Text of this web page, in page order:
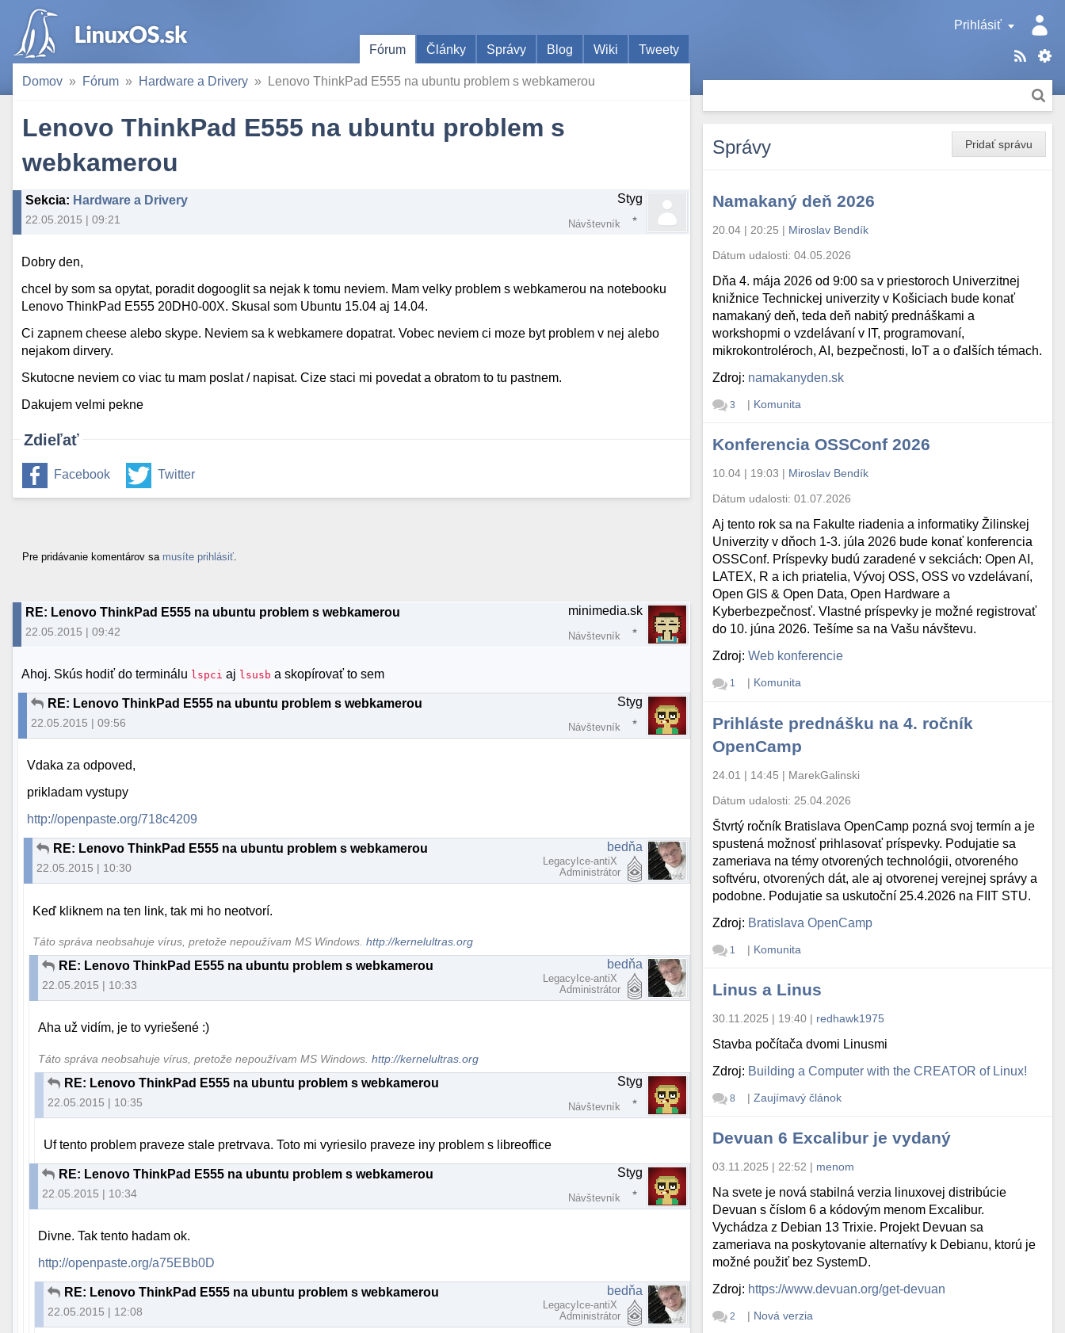
Prihlásiť
Fórum
Články Správy Blog Wiki Tweety
Domov Fórum Hardware a Drivery Lenovo ThinkPad E555 na ubuntu problem s webkamerou
Lenovo ThinkPad E555 na ubuntu problem s
webkamerou
Sekcia: Hardware a Drivery
22.05.2015 | 09:21
Styg
Návštevník
Dobry den,
chcel by som sa opytat, poradit dogooglit sa nejak k tomu neviem. Mam velky problem s webkamerou na notebooku
Lenovo ThinkPad E555 20DH0-00X. Skusal som Ubuntu 15.04 aj 14.04.
Ci zapnem cheese alebo skype. Neviem sa k webkamere dopatrat. Vobec neviem ci moze byt problem v nej alebo
nejakom dirvery.
Skutocne neviem co viac tu mam poslat / napisat. Cize staci mi povedat a obratom to tu pastnem.
Dakujem velmi pekne
Zdieľať
Facebook Twitter
Pre pridávanie komentárov sa musíte prihlásiť
RE: Lenovo ThinkPad E555 na ubuntu problem s webkamerou
22.05.2015 | 09:42
minimedia.sk
Návštevník
Ahoj. Skús hodiť do terminálu lspci aj lsusb a skopírovať to sem
RE: Lenovo ThinkPad E555 na ubuntu problem s webkamerou
22.05.2015 | 09:56
Styg
Návštevník
Vdaka za odpoved,
prikladam vystupy
http://openpaste.org/718c4209
RE: Lenovo ThinkPad E555 na ubuntu problem s webkamerou
22.05.2015 | 10:30
bedňa
LegacyIce-antiX
Administrátor
Keď kliknem na ten link, tak mi ho neotvorí.
Táto správa neobsahuje vírus, pretože nepoužívam MS Windows.http://kernelultras.org
RE: Lenovo ThinkPad E555 na ubuntu problem s webkamerou
22.05.2015 | 10:33
bedňa
LegacyIce-antiX
Administrátor
Aha už vidím, je to vyriešené :)
Táto správa neobsahuje vírus, pretože nepoužívam MS Windows.http://kernelultras.org
RE: Lenovo ThinkPad E555 na ubuntu problem s webkamerou
22.05.2015 | 10:35
Styg
Návštevník
Uf tento problem praveze stale pretrvava. Toto mi vyriesilo praveze iny problem s libreoffice
RE: Lenovo ThinkPad E555 na ubuntu problem s webkamerou
22.05.2015 | 10:34
Styg
Návštevník
Divne. Tak tento hadam ok.
http://openpaste.org/a75EBb0D
RE: Lenovo ThinkPad E555 na ubuntu problem s webkamerou
22.05.2015 | 12:08
bedňa
LegacyIce-antiX
Administrátor
Pridať správu
Správy
Namakaný deň 2026
20.04 | 20:25 | Miroslav Bendík
Dátum udalosti:04.05.2026
Dňa 4. mája 2026 od 9:00 sa v priestoroch Univerzitnej
knižnice Technickej univerzity v Košiciach bude konať
namakaný deň, teda deň nabitý prednáškami a
workshopmi o vzdelávaní v IT, programovaní,
mikrokontroléroch, AI, bezpečnosti, IoT a o ďalších témach.
Zdroj: namakanyden.sk
3 | Komunita
Konferencia OSSConf 2026
10.04 | 19:03 | Miroslav Bendík
Dátum udalosti:01.07.2026
Aj tento rok sa na Fakulte riadenia a informatiky Žilinskej
Univerzity v dňoch 1-3. júla 2026 bude konať konferencia
OSSConf. Príspevky budú zaradené v sekciách: Open AI,
LATEX, R a ich priatelia, Vývoj OSS, OSS vo vzdelávaní,
Open GIS & Open Data, Open Hardware a
Kyberbezpečnosť. Vlastné príspevky je možné registrovať
do 10. júna 2026. Tešíme sa na Vašu návštevu.
Zdroj:Web konferencie
1 | Komunita
Prihláste prednášku na 4. ročník
OpenCamp
24.01 | 14:45 | MarekGalinski
Dátum udalosti: 25.04.2026
Štvrtý ročník Bratislava OpenCamp pozná svoj termín a je
spustená možnosť prihlasovať príspevky. Podujatie sa
zameriava na témy otvorených technológii, otvoreného
softvéru, otvorených dát, ale aj otvorenej verejnej správy a
podobne. Podujatie sa uskutoční 25.4.2026 na FIIT STU.
Zdroj: Bratislava OpenCamp
1 | Komunita
Linus a Linus
30.11.2025 | 19:40 | redhawk1975
Stavba počítača dvomi Linusmi
Zdroj: Building a Computer with the CREATOR of Linux!
8 | Zaujímavý článok
Devuan 6 Excalibur je vydaný
03.11.2025 | 22:52 | menom
Na svete je nová stabilná verzia linuxovej distribúcie
Devuan s číslom 6 a kódovým menom Excalibur.
Vychádza z Debian 13 Trixie. Projekt Devuan sa
zameriava na poskytovanie alternatívy k Debianu, ktorú je
možné použiť bez SystemD.
Zdroj: https://www.devuan.org/get-devuan
2 | Nová verzia